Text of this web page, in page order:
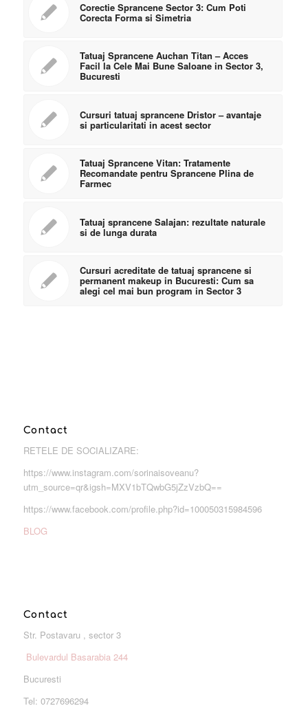
Corectie Sprancene Sector 3: Cum Poti
Corecta Forma si Simetria
Tatuaj Sprancene Auchan Titan – Acces
Facil la Cele Mai Bune Saloane in Sector 3,
Bucuresti
Cursuri tatuaj sprancene Dristor – avantaje
si particularitati in acest sector
Tatuaj Sprancene Vitan: Tratamente
Recomandate pentru Sprancene Plina de
Farmec
Tatuaj sprancene Salajan: rezultate naturale
si de lunga durata
Cursuri acreditate de tatuaj sprancene si
permanent makeup in Bucuresti: Cum sa
alegi cel mai bun program in Sector 3
Contact
RETELE DE SOCIALIZARE:
https://www.instagram.com/sorinaisoveanu?
utm_source=qr&igsh=MXV1bTQwbG5jZzVzbQ==
https://www.facebook.com/profile.php?id=100050315984596
BLOG
Contact
Str. Postavaru , sector 3
Bulevardul Basarabia 244
Bucuresti
Tel: 0727696294